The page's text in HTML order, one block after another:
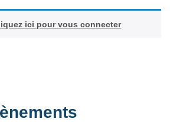
ici pour vous connecter